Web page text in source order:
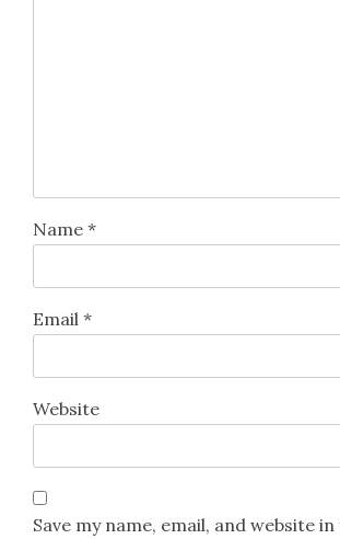
Name *
Email *
Website
Save my name, email, and website